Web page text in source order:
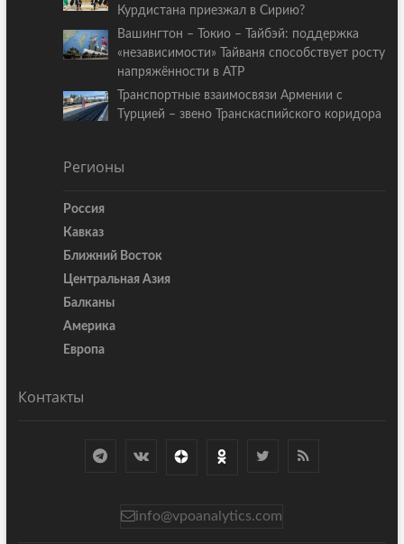
Курдистана приезжал в Сирию?
Вашингтон – Токио – Тайбэй: поддержка
«независимости» Тайваня способствует росту
напряжённости в АТР
Транспортные взаимосвязи Армении с
Турцией – звено Транскаспийского коридора
Регионы
Россия
Кавказ
Ближний Восток
Центральная Азия
Балканы
Америка
Европа
Контакты
info@vpoanalytics.com